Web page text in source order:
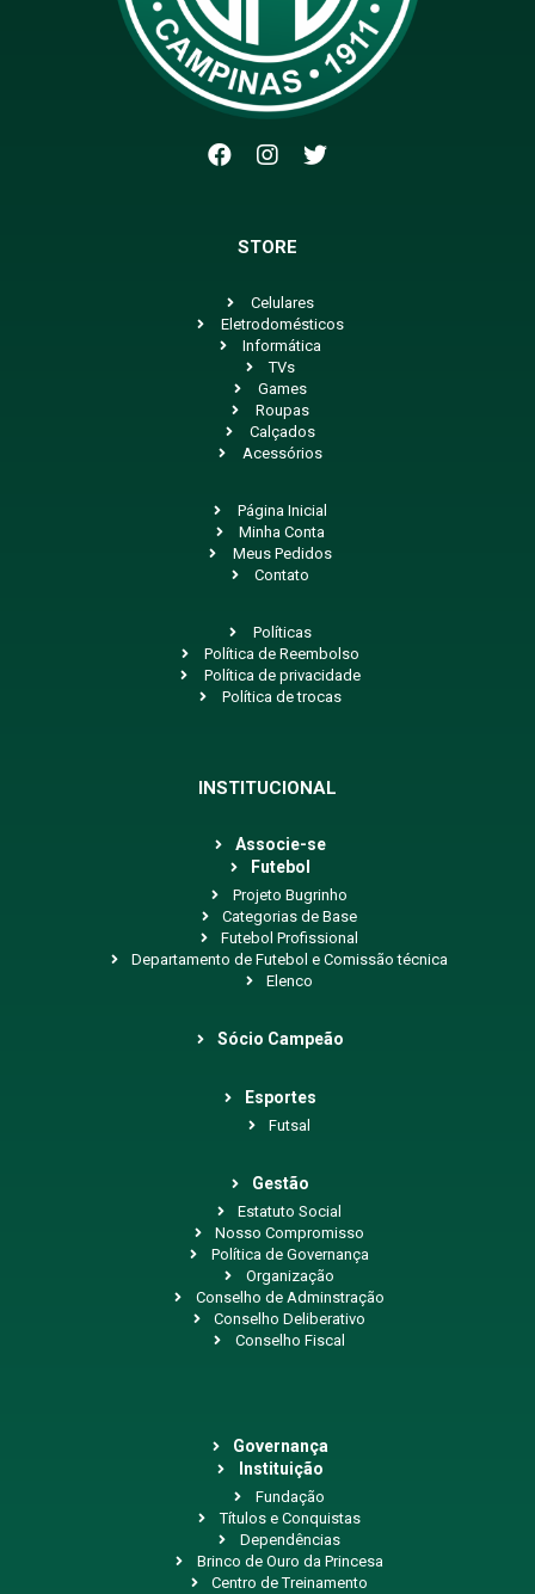
STORE
Celulares
Eletrodomésticos
Informática
TVs
Games
Roupas
Calçados
Acessórios
Página Inicial
Minha Conta
Meus Pedidos
Contato
Políticas
Política de Reembolso
Política de privacidade
Política de trocas
INSTITUCIONAL
Associe-se
Futebol
Projeto Bugrinho
Categorias de Base
Futebol Profissional
Departamento de Futebol e Comissão técnica
Elenco
Sócio Campeão
Esportes
Futsal
Gestão
Estatuto Social
Nosso Compromisso
Política de Governança
Organização
Conselho de Adminstração
Conselho Deliberativo
Conselho Fiscal
Governança
Instituição
Fundação
Títulos e Conquistas
Dependências
Brinco de Ouro da Princesa
Centro de Treinamento